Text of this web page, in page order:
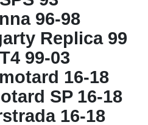
96-98
Replica 99
99-03
16-18
SP 16-18
16-18